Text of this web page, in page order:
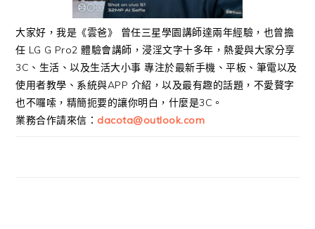
大家好，我是《雲爸》 曾任三星學園講師達兩年經驗，也曾擔
任 LG G Pro2 體驗會講師，浸淫文字十多年，熱愛與大家分享
3C、生活、以及生活大小事 專注於最新手機、平板、筆電以及
使用者教學、系統與APP 介紹，以及最有趣的話題，不愛贅字
也不囉嗦，精簡扼要的讓你明白，什麼是3C。
業務合作請來信： dacota@outlook.com